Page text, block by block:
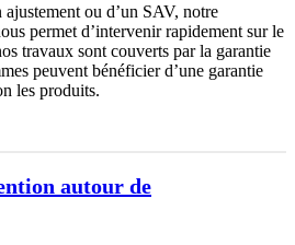
ou d’un SAV, notre
permet d’intervenir rapidement sur le
travaux sont couverts par la garantie
peuvent bénéficier d’une garantie
les produits.
autour de